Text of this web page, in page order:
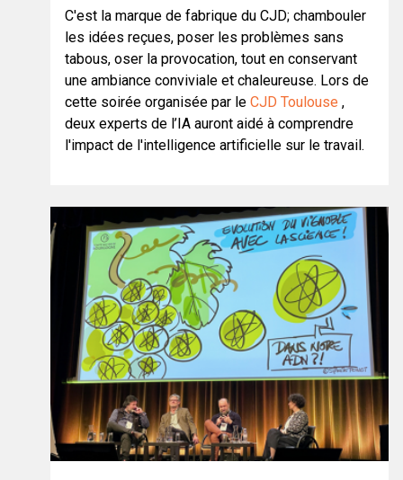
C'est la marque de fabrique du CJD; chambouler
les idées reçues, poser les problèmes sans
tabous, oser la provocation, tout en conservant
une ambiance conviviale et chaleureuse. Lors de
cette soirée organisée par le CJD Toulouse ,
deux experts de l’IA auront aidé à comprendre
l'impact de l'intelligence artificielle sur le travail.